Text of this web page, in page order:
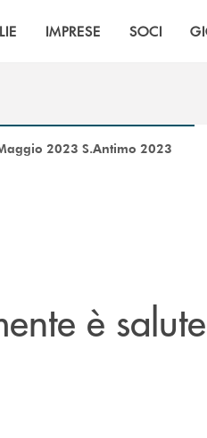
IMPRESE SOCI
2023 S.Antimo 2023
è